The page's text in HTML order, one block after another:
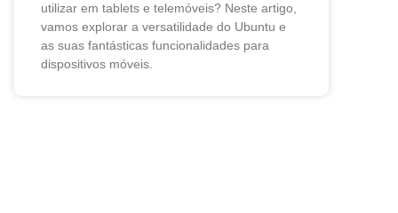
utilizar em tablets e telemóveis? Neste artigo,
vamos explorar a versatilidade do Ubuntu e
as suas fantásticas funcionalidades para
dispositivos móveis.